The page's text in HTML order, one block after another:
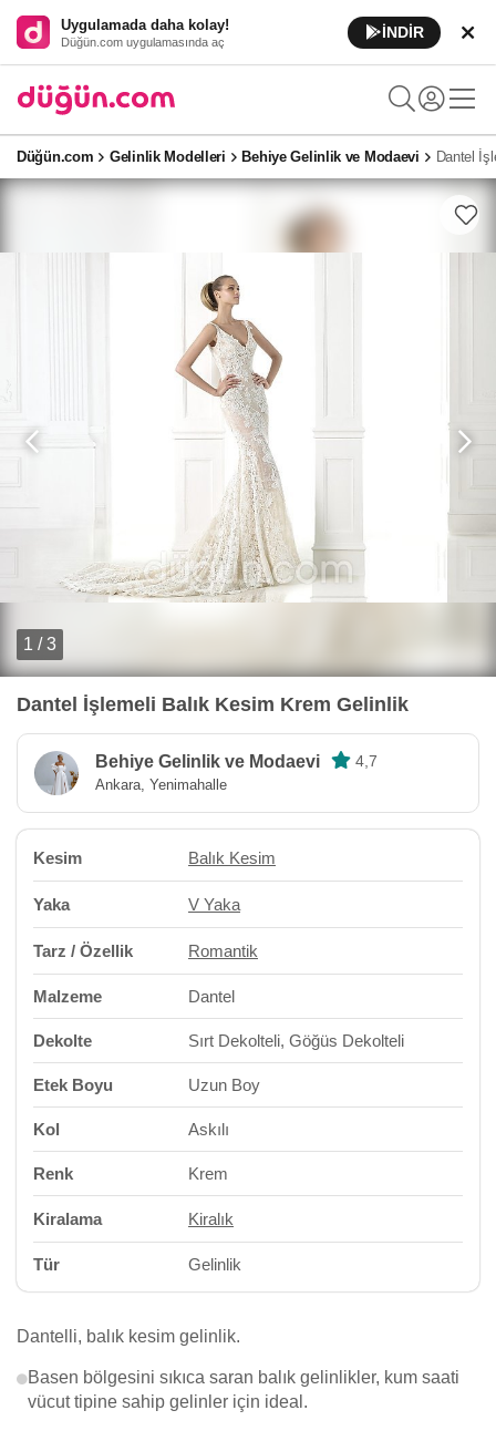
Uygulamada daha kolay!
Düğün.com uygulamasında aç
İNDİR
Düğün.com Gelinlik Modelleri Behiye Gelinlik ve Modaevi Dantel
1 / 3
Dantel İşlemeli Balık Kesim Krem Gelinlik
Behiye Gelinlik ve Modaevi 4,7
Ankara, Yenimahalle
Kesim Balık Kesim
Yaka V Yaka
Tarz / Özellik Romantik
Malzeme Dantel
Dekolte Sırt Dekolteli, Göğüs Dekolteli
Etek Boyu Uzun Boy
Kol Askılı
Renk Krem
Kiralama Kiralık
Tür Gelinlik
Dantelli, balık kesim gelinlik.
Basen bölgesini sıkıca saran balık gelinlikler, kum saati
vücut tipine sahip gelinler için ideal.